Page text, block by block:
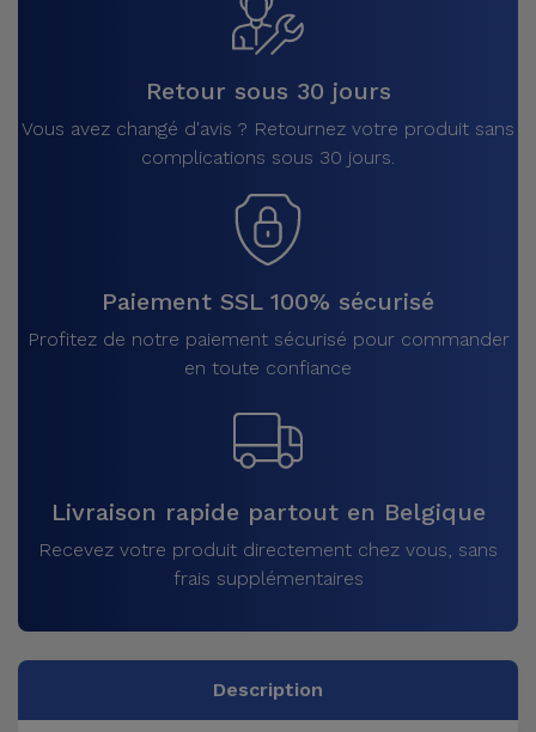
Retour sous 30 jours
Vous avez changé d'avis ? Retournez votre produit sans
complications sous 30 jours.
Paiement SSL 100% sécurisé
Profitez de notre paiement sécurisé pour commander
en toute confiance
Livraison rapide partout en Belgique
Recevez votre produit directement chez vous, sans
frais supplémentaires
Description